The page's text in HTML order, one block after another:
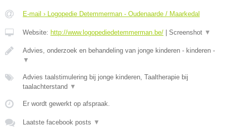
E-mail › Logopedie Detemmerman - Oudenaarde / Maarkedal
Website: http://www.logopediedetemmerman.be/ Screenshot ▼
Advies, onderzoek en behandeling van jonge kinderen - kinderen -
▼
Advies taalstimulering bij jonge kinderen, Taaltherapie bij
taalachterstand ▼
Er wordt gewerkt op afspraak.
Laatste facebook posts ▼